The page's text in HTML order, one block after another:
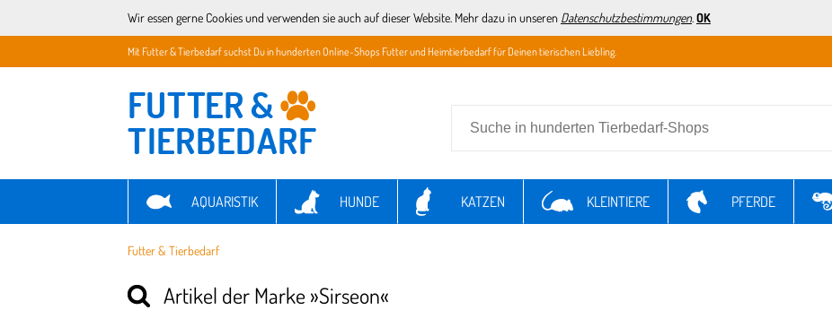
Wir essen gerne Cookies und verwenden sie auch auf dieser Website. Mehr dazu in unseren Datenschutzbestimmungen. OK
Mit Futter & Tierbedarf suchst Du in hunderten Online-Shops Futter und Heimtierbedarf für Deinen tierischen Liebling.
AQUARISTIK HUNDE KATZEN KLEINTIERE PFERDE
Futter & Tierbedarf
Artikel der Marke»Sirseon«